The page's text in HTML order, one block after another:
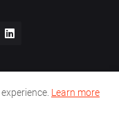
Hubungi Kami
Learn more